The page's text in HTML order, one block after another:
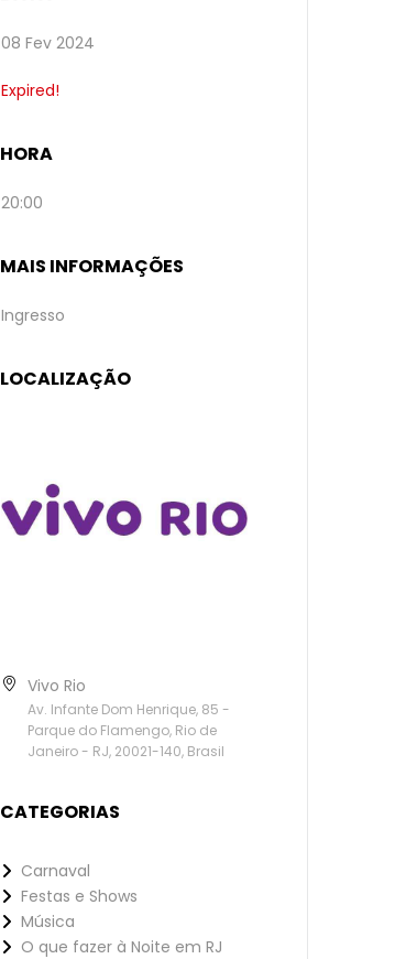
08 Fev 2024
Expired!
HORA
20:00
MAIS INFORMAÇÕES
Ingresso
LOCALIZAÇÃO
Vivo Rio
Av. Infante Dom Henrique, 85 -
Parque do Flamengo, Rio de
Janeiro - RJ, 20021-140, Brasil
CATEGORIAS
Carnaval
Festas e Shows
Música
O que fazer à Noite em RJ